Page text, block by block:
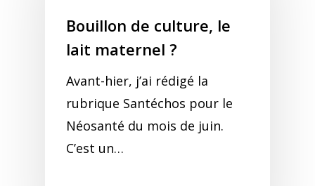
Bouillon de culture, le
lait maternel ?
Avant-hier, j’ai rédigé la
rubrique Santéchos pour le
Néosanté du mois de juin.
C’est un…